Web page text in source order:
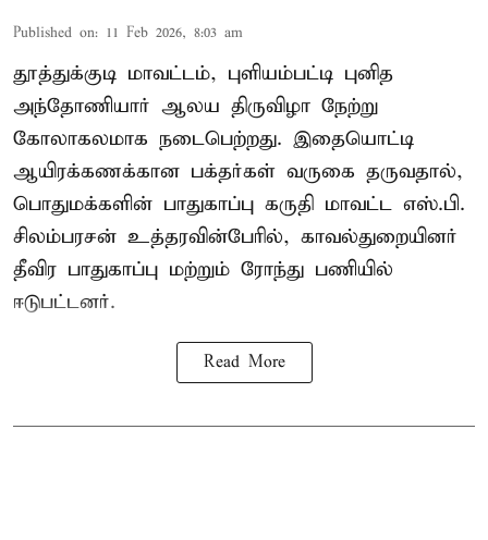
Published on: 11 Feb 2026, 8:03 am
தூத்துக்குடி மாவட்டம், புளியம்பட்டி புனித
அந்தோணியார் ஆலய திருவிழா நேற்று
கோலாகலமாக நடைபெற்றது. இதையொட்டி
ஆயிரக்கணக்கான பக்தர்கள் வருகை தருவதால்,
பொதுமக்களின் பாதுகாப்பு கருதி மாவட்ட எஸ்.பி.
சிலம்பரசன் உத்தரவின்பேரில், காவல்துறையினர்
தீவிர பாதுகாப்பு மற்றும் ரோந்து பணியில்
ஈடுபட்டனர்.
Read More